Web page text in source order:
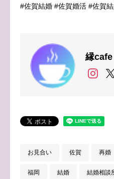
#佐賀結婚 #佐賀婚活 #佐賀
縁cafe
お見合い 佐賀 再婚
福岡 結婚 結婚相談